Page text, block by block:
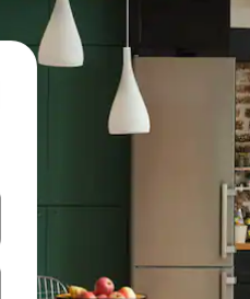
nach oben und unten